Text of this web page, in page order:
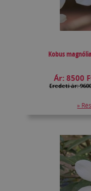
Kobus
Ár:8500
Eredeti ár:
»